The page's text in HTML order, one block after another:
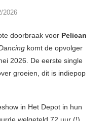
2026
doorbraak voor Pelican
komt de opvolger
2026. De eerste single
groeien, dit is indiepop
in Het Depot in hun